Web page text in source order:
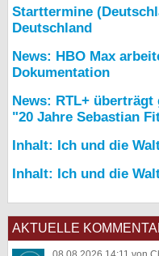
Starttermine
Deutschland
News: HBO Max
Dokumentation
News: RTL+
"20 Jahre Sebastian
Inhalt: Ich und die
Inhalt: Ich und die
AKTUELLE